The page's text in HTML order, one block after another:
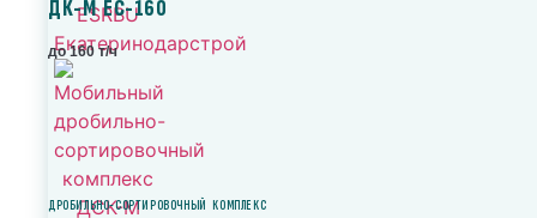
ДК-М ЕС-160
до 160 т/ч
ДРОБИЛЬНО-СОРТИРОВОЧНЫЙ КОМПЛЕКС